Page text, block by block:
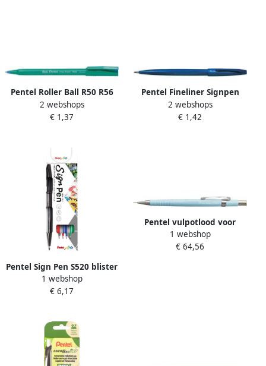
Pentel Roller Ball R50 R56
blauw medium schrift
2 webshops
€ 1,37
Pentel Fineliner Signpen
S520 medium blauw
2 webshops
€ 1,42
Pentel Sign Pen S520 blister
van 4 stuks in
geassorteerde kleuren
1 webshop
€ 6,17
Pentel vulpotlood voor
potloodstiften: 0 5 mm
pastel blauwe houder
1 webshop
€ 64,56